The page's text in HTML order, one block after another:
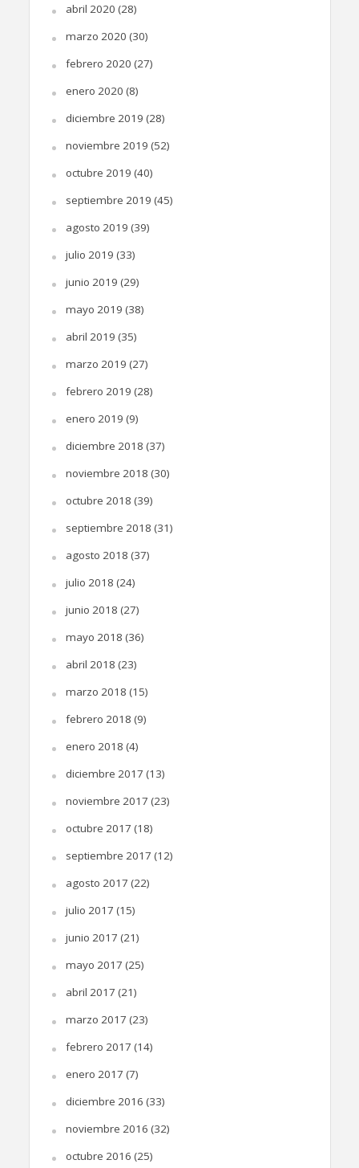
abril 2020 (28)
marzo 2020 (30)
febrero 2020 (27)
enero 2020 (8)
diciembre 2019 (28)
noviembre 2019 (52)
octubre 2019 (40)
septiembre 2019 (45)
agosto 2019 (39)
julio 2019 (33)
junio 2019 (29)
mayo 2019 (38)
abril 2019 (35)
marzo 2019 (27)
febrero 2019 (28)
enero 2019 (9)
diciembre 2018 (37)
noviembre 2018 (30)
octubre 2018 (39)
septiembre 2018 (31)
agosto 2018 (37)
julio 2018 (24)
junio 2018 (27)
mayo 2018 (36)
abril 2018 (23)
marzo 2018 (15)
febrero 2018 (9)
enero 2018 (4)
diciembre 2017 (13)
noviembre 2017 (23)
octubre 2017 (18)
septiembre 2017 (12)
agosto 2017 (22)
julio 2017 (15)
junio 2017 (21)
mayo 2017 (25)
abril 2017 (21)
marzo 2017 (23)
febrero 2017 (14)
enero 2017 (7)
diciembre 2016 (33)
noviembre 2016 (32)
octubre 2016 (25)